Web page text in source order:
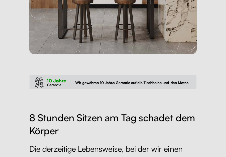
8 Stunden Sitzen am Tag schadet dem
Körper
Die derzeitige Lebensweise, bei der wir einen